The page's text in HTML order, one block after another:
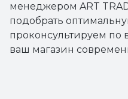
менеджером ART
подобрать
проконсультируем по
ваш магазин